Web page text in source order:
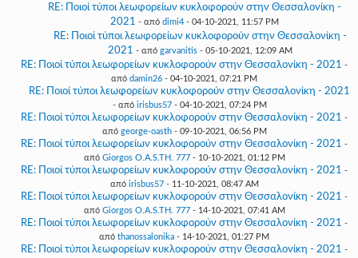
RE: Ποιοί τύποι λεωφορείων κυκλοφορούν στην Θεσσαλονίκη -
2021 - από dimi4 - 04-10-2021, 11:57 PM
RE: Ποιοί τύποι λεωφορείων κυκλοφορούν στην Θεσσαλονίκη -
2021 - από garvanitis- 05-10-2021, 12:09 AM
RE: Ποιοί τύποι λεωφορείων κυκλοφορούν στην Θεσσαλονίκη - 2021 -
από damin26 - 04-10-2021, 07:21 PM
RE: Ποιοί τύποι λεωφορείων κυκλοφορούν στην Θεσσαλονίκη - 2021
- από irisbus57- 04-10-2021, 07:24 PM
RE: Ποιοί τύποι λεωφορείων κυκλοφορούν στην Θεσσαλονίκη - 2021 -
από george-oasth- 09-10-2021, 06:56 PM
RE: Ποιοί τύποι λεωφορείων κυκλοφορούν στην Θεσσαλονίκη - 2021 -
από Giorgos O.A.S.TH. 777- 10-10-2021, 01:12 PM
RE: Ποιοί τύποι λεωφορείων κυκλοφορούν στην Θεσσαλονίκη - 2021 -
από irisbus57- 11-10-2021, 08:47 AM
RE: Ποιοί τύποι λεωφορείων κυκλοφορούν στην Θεσσαλονίκη - 2021 -
από Giorgos O.A.S.TH. 777- 14-10-2021, 07:41 AM
RE: Ποιοί τύποι λεωφορείων κυκλοφορούν στην Θεσσαλονίκη - 2021 -
από thanossalonika - 14-10-2021, 01:27 PM
RE: Ποιοί τύποι λεωφορείων κυκλοφορούν στην Θεσσαλονίκη - 2021 -